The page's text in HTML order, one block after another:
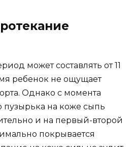
может составлять от 11
ребенок не ощущает
Однако с момента
пузырька на коже сыпь
и на первый-второй
покрывается